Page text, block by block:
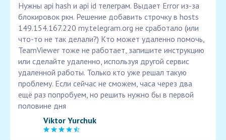
Нужны api hash и api id телеграм. Выдает Error из-за
блокировок ркн. Решение добавить строчку в hosts
149.154.167.220 my.telegram.org не сработало (или
что-то не так делали?) Кто может удаленно помочь,
TeamViewer тоже не работает, запишите инструкцию
или сделайте удаленно, используя другой сервис
удаленной работы. Только кто уже решал такую
проблему. Если сейчас не сможем, часа через два
ещё раз попробуем, но решить нужно бы в первой
половине дня
Viktor Yurchuk